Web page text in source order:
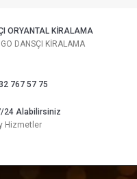
ORYANTAL KİRALAMA
DANSÇI KİRALAMA
767 57 75
24 Alabilirsiniz
Hizmetler